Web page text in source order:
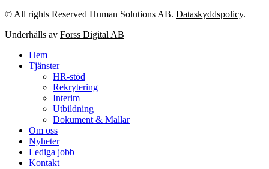
© All rights Reserved Human Solutions AB. Dataskyddspolicy.
Underhålls av Forss Digital AB
Hem
Tjänster
HR-stöd
Rekrytering
Interim
Utbildning
Dokument & Mallar
Om oss
Nyheter
Lediga jobb
Kontakt